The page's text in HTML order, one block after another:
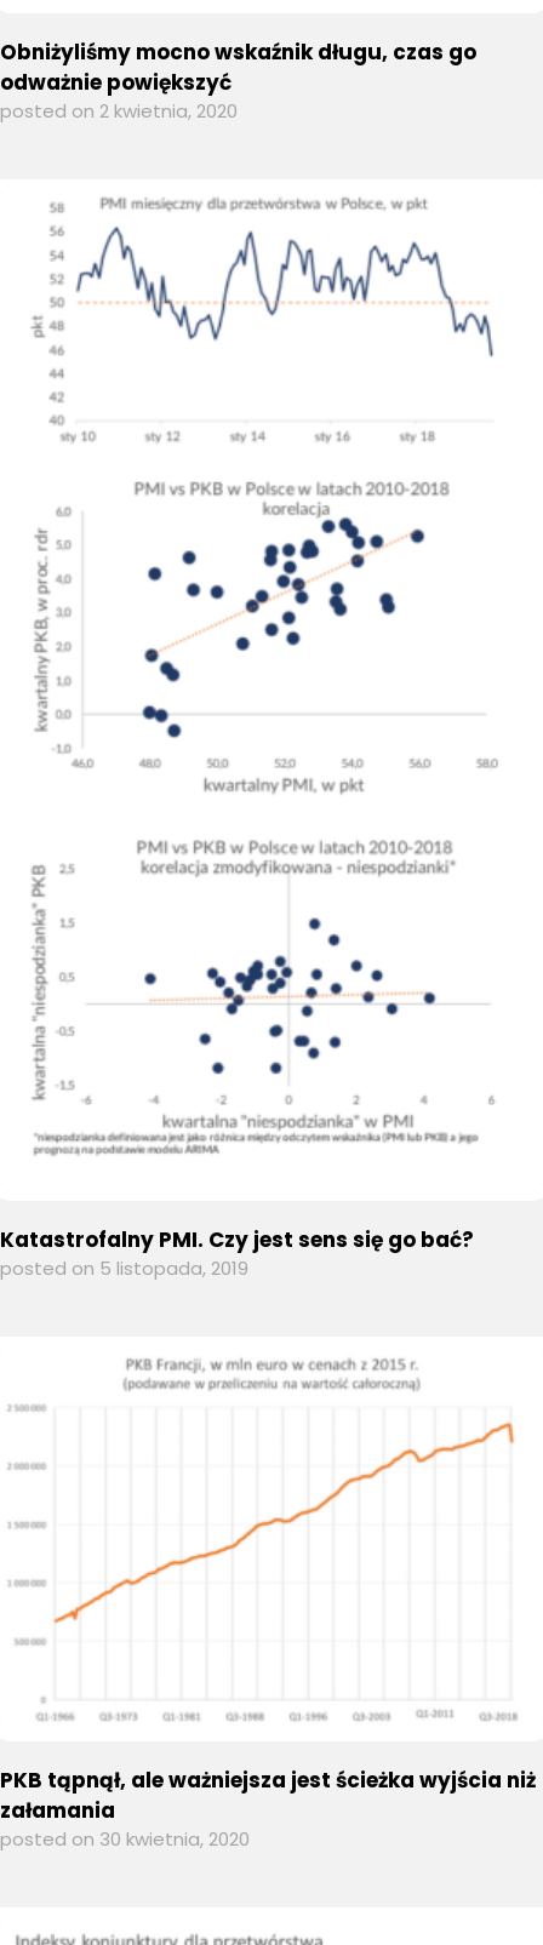
Obniżyliśmy mocno wskaźnik długu, czas go
odważnie powiększyć
posted on 2 kwietnia, 2020
Katastrofalny PMI. Czy jest sens się go bać?
posted on 5 listopada, 2019
PKB tąpnął, ale ważniejsza jest ścieżka wyjścia niż
załamania
posted on 30 kwietnia, 2020